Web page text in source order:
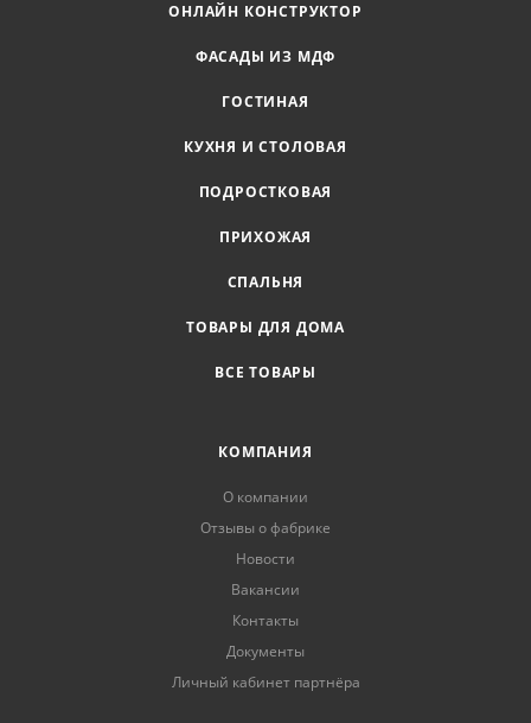
ОНЛАЙН КОНСТРУКТОР
ФАСАДЫ ИЗ МДФ
ГОСТИНАЯ
КУХНЯ И СТОЛОВАЯ
ПОДРОСТКОВАЯ
ПРИХОЖАЯ
СПАЛЬНЯ
ТОВАРЫ ДЛЯ ДОМА
ВСЕ ТОВАРЫ
КОМПАНИЯ
О компании
Отзывы о фабрике
Новости
Вакансии
Контакты
Документы
Личный кабинет партнёра